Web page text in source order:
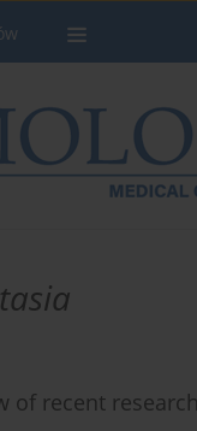
of recent